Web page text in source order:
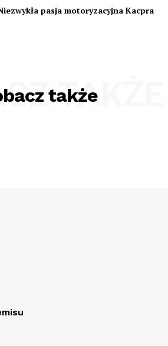
pasja motoryzacyjna Kacpra
także
TAKŻE